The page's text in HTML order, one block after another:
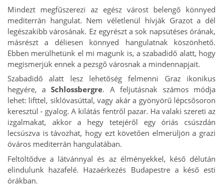
Mindezt megfűszerezi az egész várost belengő könnyed
mediterrán hangulat. Nem véletlenül hívják Grazot a dél
legészakibb városának. Ez egyrészt a sok napsütéses órának,
másrészt a déliesen könnyed hangulatnak köszönhető.
Ebben merülhetünk el mi magunk is, a szabadidő alatt, hogy
megismerjük ennek a pezsgő városnak a mindennapjait.
Szabadidő alatt lesz lehetőség felmenni Graz ikonikus
hegyére, a Schlossbergre. A feljutásnak számos módja
lehet: lifttel, siklóvasúttal, vagy akár a gyönyörű lépcsősoron
keresztül - gyalog. A kilátás fentről pazar. Ha valaki szereti az
izgalmakat, akkor a hegy tetejéről egy óriás csúszdán
lecsúszva is távozhat, hogy ezt követően elmerüljön a grazi
óváros mediterrán hangulatában.
Feltöltődve a látvánnyal és az élményekkel, késő délután
elindulunk hazafelé. Hazaérkezés Budapestre a késő esti
órákban.